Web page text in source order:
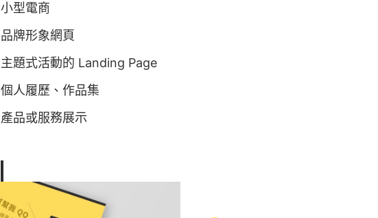
小型電商
品牌形象網頁
主題式活動的 Landing Page
個人履歷、作品集
產品或服務展示
以上是一頁式網頁經常被應用在的方式，像 Apple、Samsung
們主推的新產品設計一頁式網頁，產品較少或是資訊量較精簡的